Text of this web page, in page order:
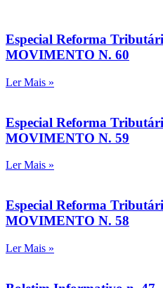
Especial Reforma
MOVIMENTO N. 60
Ler Mais »
Especial Reforma
MOVIMENTO N. 59
Ler Mais »
Especial Reforma
MOVIMENTO N. 58
Ler Mais »